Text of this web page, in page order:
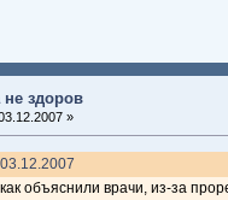
не здоров
»
объяснили врачи, из-за